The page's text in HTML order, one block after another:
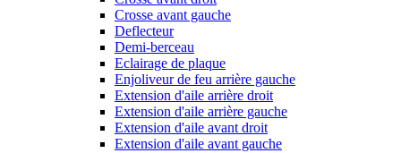
Crosse avant gauche
Deflecteur
Demi-berceau
Eclairage de plaque
Enjoliveur de feu arrière gauche
Extension d'aile arrière droit
Extension d'aile arrière gauche
Extension d'aile avant droit
Extension d'aile avant gauche